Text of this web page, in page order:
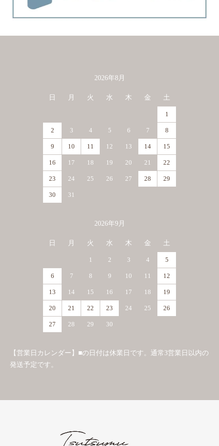
2026年8月
日 月 火 水 木 金 土
1
2 3 4 5 6 7 8
9 10 11 12 13 14 15
16 17 18 19 20 21 22
23 24 25 26 27 28 29
30 31
2026年9月
日 月 火 水 木 金 土
1 2 3 4 5
6 7 8 9 10 11 12
13 14 15 16 17 18 19
20 21 22 23 24 25 26
27 28 29 30
【営業日カレンダー】■の日付は休業日です。通常3営業日以内の
発送予定です。